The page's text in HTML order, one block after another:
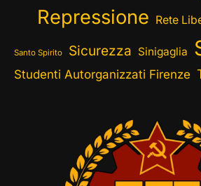
Repressione Rete
Santo Spirito Sicurezza Sinigaglia
Studenti Autorganizzati Firenze